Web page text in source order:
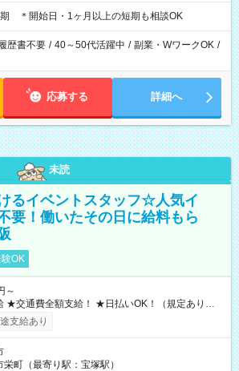
＊開始日・1ヶ月以上の短期も相談OK
歴書不要 / 40～50代活躍中 / 副業・WワークOK /
応募する 詳細へ
未読
るイベントスタッフ☆人気イ
要！働いたその日に給料もら
OK
～
┗
に現金GET♪ お仕事後はコンビニATMから 日払
支給あり
町（最寄り駅：宝塚駅）